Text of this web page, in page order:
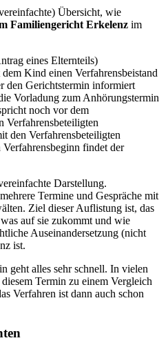
Übersicht, wie
Familiengericht Erkelenz im
eines Elternteils)
Kind einen Verfahrensbeistand
den Gerichtstermin informiert
Vorladung zum Anhörungstermin
noch vor dem
Verfahrensbeteiligten
den Verfahrensbeteiligten
Verfahrensbeginn findet der
Darstellung.
Termine und Gespräche mit
Ziel dieser Auflistung ist, das
auf sie zukommt und wie
Auseinandersetzung (nicht
ist.
geht alles sehr schnell. In vielen
Termin zu einem Vergleich
Verfahren ist dann auch schon